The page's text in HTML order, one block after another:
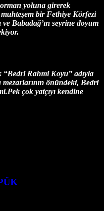
yoluna girerek
bir Fethiye Körfezi
ve Babadağ’ın seyrine doyum
“Bedri Rahmi Koyu” adıyla
önündeki, Bedri
Pek çok yatçıyı kendine